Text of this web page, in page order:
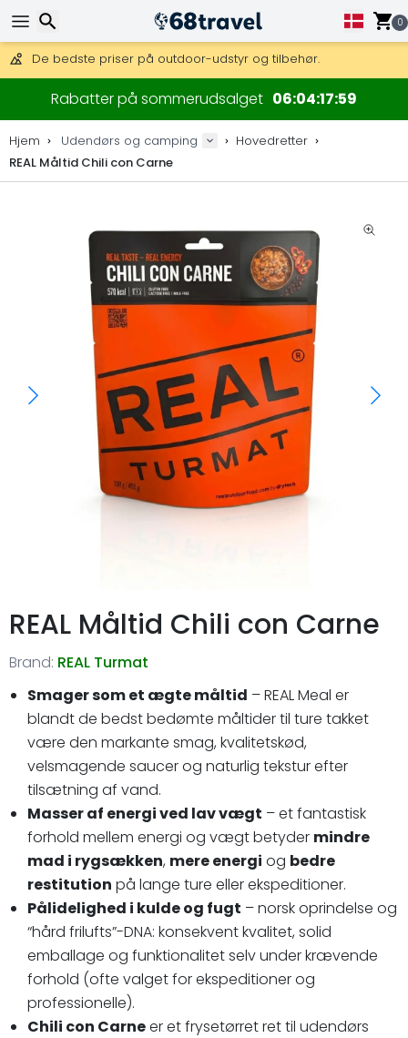
0
DHL Express fra dag til dag er også tilgængelig.
30 dages returret, 90 dage for trækort og dekorationer.
De bedste priser på outdoor-udstyr og tilbehør.
Rabatter på sommerudsalget 06 04 17 59
Hjem Udendørs og camping
Hovedretter
REAL Måltid Chili con Carne
REAL Måltid Chili con Carne
Brand: REAL Turmat
Smager som et ægte måltid – REAL Meal er
blandt de bedst bedømte måltider til ture takket
være den markante smag, kvalitetskød,
velsmagende saucer og naturlig tekstur efter
tilsætning af vand.
Masser af energi ved lav vægt – et fantastisk
forhold mellem energi og vægt betyder mindre
mad i rygsækken, mere energi og bedre
restitution på lange ture eller ekspeditioner.
Pålidelighed i kulde og fugt – norsk oprindelse og
“hård frilufts”-DNA: konsekvent kvalitet, solid
emballage og funktionalitet selv under krævende
forhold (ofte valget for ekspeditioner og
professionelle).
Chili con Carneer et frysetørret ret til udendørs
Søg efter